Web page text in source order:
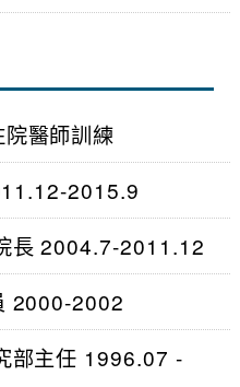
醫師訓練
2015.9
長 2004.7-2011.12
2000-2002
部主任 1996.07 -